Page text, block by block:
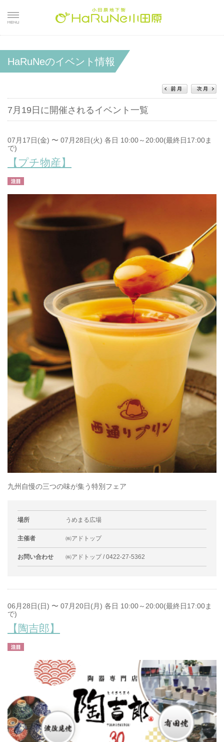
HaRuNeのイベント情報
7月19日に開催されるイベント一覧
07月17日(金) 〜 07月28日(火) 各日 10:00～20:00(最終日17:00ま
で)
【プチ物産】
九州自慢の三つの味が集う特別フェア
場所 うめまる広場
主催者 ㈱アドトップ
お問い合わせ ㈱アドトップ / 0422-27-5362
06月28日(日) 〜 07月20日(月) 各日 10:00～20:00(最終日17:00ま
で)
【陶吉郎】